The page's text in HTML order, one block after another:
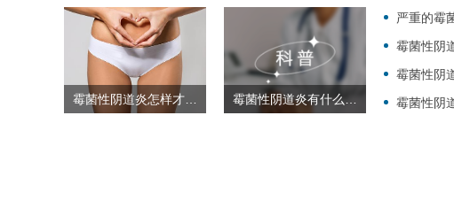
严重的霉
霉菌性阴
霉菌性阴
霉菌性阴